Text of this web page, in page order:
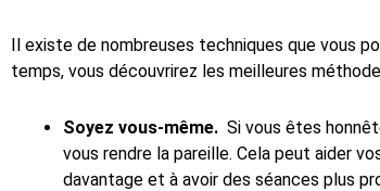
Il existe de nombreuses techniques que vous
temps, vous découvrirez les meilleures
Soyez vous-même. Si vous êtes
vous rendre la pareille. Cela peut aider
davantage et à avoir des séances plus